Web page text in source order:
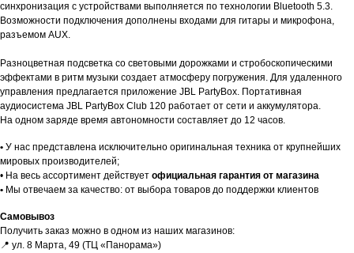
синхронизация с устройствами выполняется по технологии Bluetooth 5.3.
Возможности подключения дополнены входами для гитары и микрофона,
разъемом AUX.
Разноцветная подсветка со световыми дорожками и стробоскопическими
эффектами в ритм музыки создает атмосферу погружения. Для удаленного
управления предлагается приложение JBL PartyBox. Портативная
аудиосистема JBL PartyBox Club 120 работает от сети и аккумулятора.
На одном заряде время автономности составляет до 12 часов.
• У нас представлена исключительно оригинальная техника от крупнейших
мировых производителей;
• На весь ассортимент действует официальная гарантия от магазина
• Мы отвечаем за качество: от выбора товаров до поддержки клиентов
Самовывоз
Получить заказ можно в одном из наших магазинов:
📍 ул. 8 Марта, 49 (ТЦ «Панорама»)